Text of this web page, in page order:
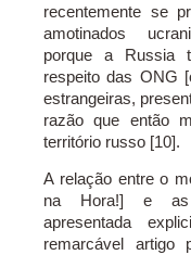
recentemente se
amotinados
porque a Russia
respeito das ONG
estrangeiras,
razão que então
território russo [10].
A relação entre o
na Hora!] e as
apresentada
remarcável artigo